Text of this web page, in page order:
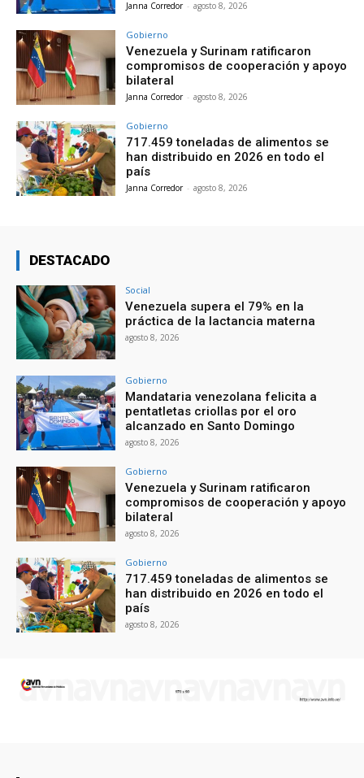
Janna Corredor - agosto 8, 2026
Gobierno
Venezuela y Surinam ratificaron
compromisos de cooperación y apoyo
bilateral
Janna Corredor - agosto 8, 2026
Gobierno
717.459 toneladas de alimentos se
han distribuido en 2026 en todo el
país
Janna Corredor - agosto 8, 2026
DESTACADO
Social
Venezuela supera el 79% en la
práctica de la lactancia materna
agosto 8, 2026
Gobierno
Mandataria venezolana felicita a
pentatletas criollas por el oro
alcanzado en Santo Domingo
agosto 8, 2026
Gobierno
Venezuela y Surinam ratificaron
compromisos de cooperación y apoyo
bilateral
agosto 8, 2026
Gobierno
717.459 toneladas de alimentos se
han distribuido en 2026 en todo el
país
agosto 8, 2026